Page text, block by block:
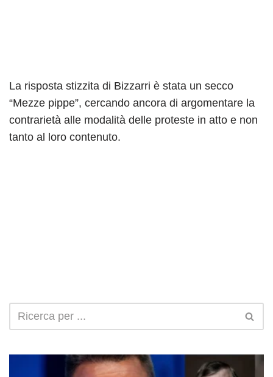
La risposta stizzita di Bizzarri è stata un secco
“Mezze pippe”, cercando ancora di argomentare la
contrarietà alle modalità delle proteste in atto e non
tanto al loro contenuto.